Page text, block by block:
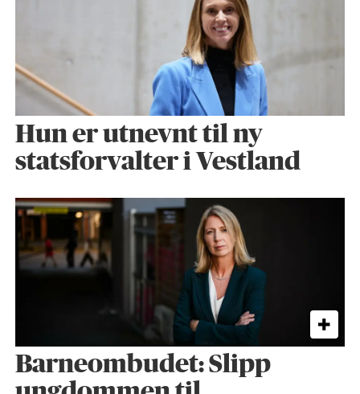
Hun er utnevnt til ny
statsforvalter i Vestland
Barneombudet: Slipp